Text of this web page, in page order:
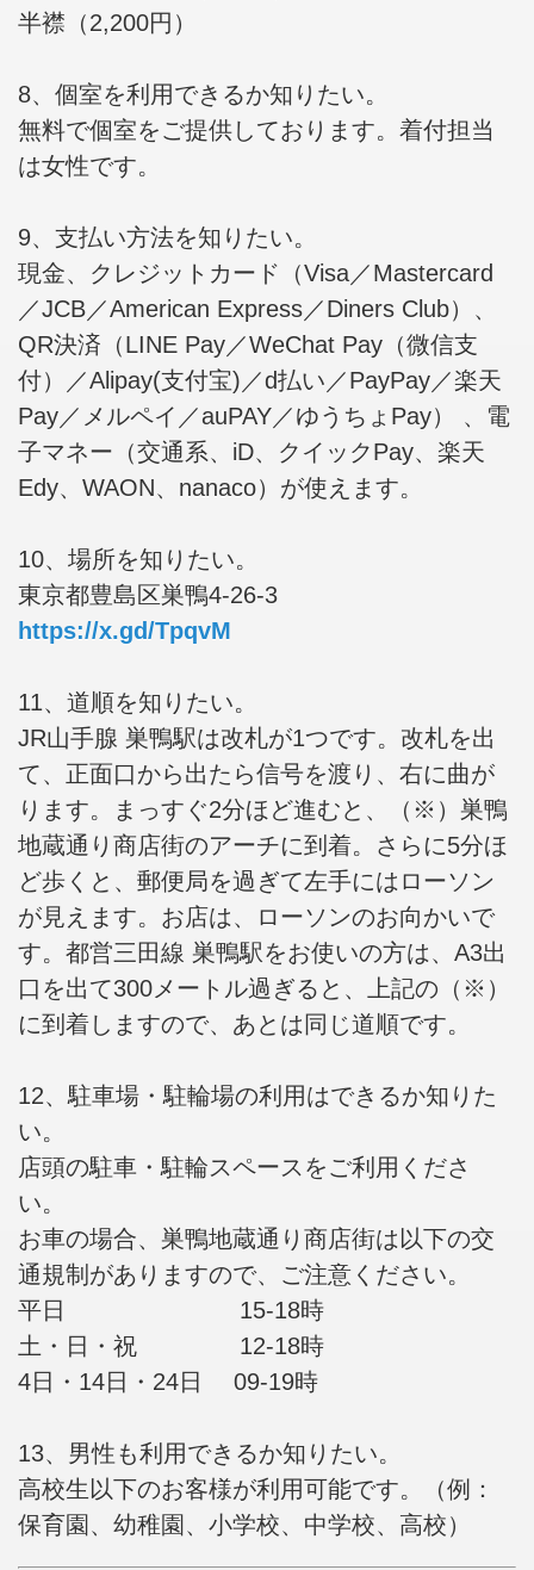
半襟（2,200円）
8、個室を利用できるか知りたい。
無料で個室をご提供しております。着付担当
は女性です。
9、支払い方法を知りたい。
現金、クレジットカード（Visa／Mastercard
／JCB／American Express／Diners Club）、
QR決済（LINE Pay／WeChat Pay（微信支
付）／Alipay(支付宝)／d払い／PayPay／楽天
Pay／メルペイ／auPAY／ゆうちょPay） 、電
子マネー（交通系、iD、クイックPay、楽天
Edy、WAON、nanaco）が使えます。
10、場所を知りたい。
東京都豊島区巣鴨4-26-3
https://x.gd/TpqvM
11、道順を知りたい。
JR山手腺 巣鴨駅は改札が1つです。改札を出
て、正面口から出たら信号を渡り、右に曲が
ります。まっすぐ2分ほど進むと、（※）巣鴨
地蔵通り商店街のアーチに到着。さらに5分ほ
ど歩くと、郵便局を過ぎて左手にはローソン
が見えます。お店は、ローソンのお向かいで
す。都営三田線 巣鴨駅をお使いの方は、A3出
口を出て300メートル過ぎると、上記の（※）
に到着しますので、あとは同じ道順です。
12、駐車場・駐輪場の利用はできるか知りた
い。
店頭の駐車・駐輪スペースをご利用くださ
い。
お車の場合、巣鴨地蔵通り商店街は以下の交
通規制がありますので、ご注意ください。
平日 15-18時
土・日・祝 12-18時
4日・14日・24日 09-19時
13、男性も利用できるか知りたい。
高校生以下のお客様が利用可能です。（例：
保育園、幼稚園、小学校、中学校、高校）